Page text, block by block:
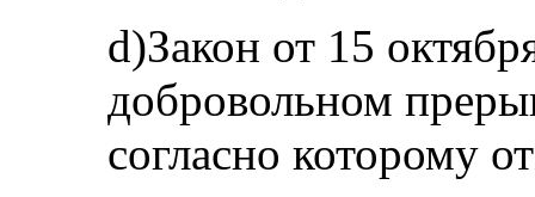
d)Закон от 15
добровольном
согласно которому